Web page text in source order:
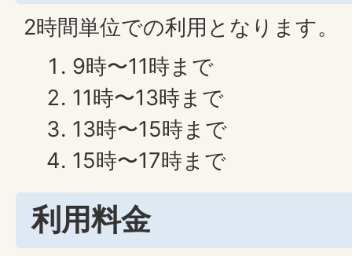
2時間単位での利用となります。
9時〜11時まで
11時〜13時まで
13時〜15時まで
15時〜17時まで
利用料金